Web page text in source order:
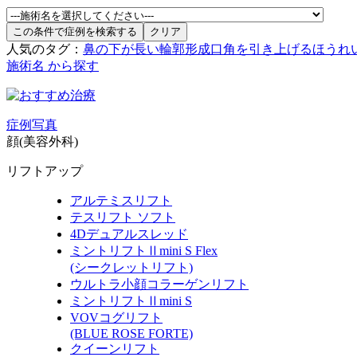
人気のタグ： 鼻の下が長い輪郭形成口角を引き上げるほうれ
施術名 から探す
症例写真
顔(美容外科)
リフトアップ
アルテミスリフト
テスリフト ソフト
4Dデュアルスレッド
ミントリフトⅡmini S Flex
(シークレットリフト)
ウルトラ小顔コラーゲンリフト
ミントリフトⅡmini S
VOVコグリフト
(BLUE ROSE FORTE)
クイーンリフト